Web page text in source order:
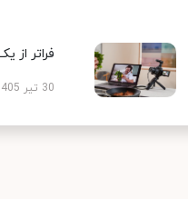
فراتر از
30 تیر 1405